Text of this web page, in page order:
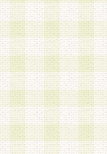
貸与、名義変更、
ならないものとし
4.当社は、会員に
盗用など第三者の
き事由の有無、そ
のとします。
第5条 会員の登録情
1.当社は、会員の
アドレス等会員個
シーポリシー
」に
は、当該個人情報